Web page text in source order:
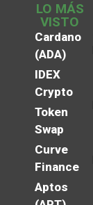
LO MÁS
VISTO
Cardano
(ADA)
IDEX
Crypto
Token
Swap
Curve
Finance
Aptos